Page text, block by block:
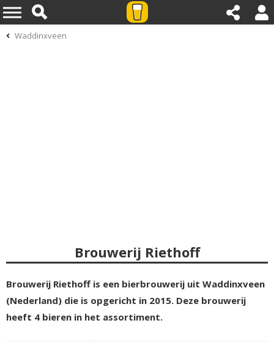
Waddinxveen
Brouwerij Riethoff
Brouwerij Riethoff is een bierbrouwerij uit Waddinxveen
(Nederland) die is opgericht in 2015. Deze brouwerij
heeft 4 bieren in het assortiment.